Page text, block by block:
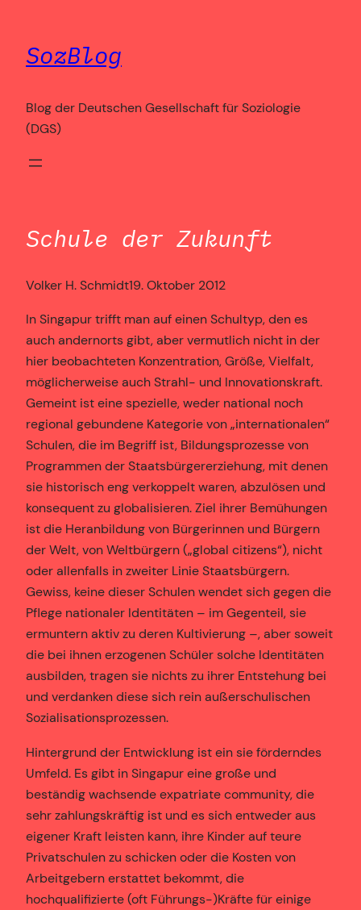
springen
SozBlog
Blog der Deutschen Gesellschaft für Soziologie
(DGS)
Schule der Zukunft
Volker H. Schmidt19. Oktober 2012
In Singapur trifft man auf einen Schultyp, den es
auch andernorts gibt, aber vermutlich nicht in der
hier beobachteten Konzentration, Größe, Vielfalt,
möglicherweise auch Strahl- und Innovationskraft.
Gemeint ist eine spezielle, weder national noch
regional gebundene Kategorie von „internationalen“
Schulen, die im Begriff ist, Bildungsprozesse von
Programmen der Staatsbürgererziehung, mit denen
sie historisch eng verkoppelt waren, abzulösen und
konsequent zu globalisieren. Ziel ihrer Bemühungen
ist die Heranbildung von Bürgerinnen und Bürgern
der Welt, von Weltbürgern („global citizens“), nicht
oder allenfalls in zweiter Linie Staatsbürgern.
Gewiss, keine dieser Schulen wendet sich gegen die
Pflege nationaler Identitäten – im Gegenteil, sie
ermuntern aktiv zu deren Kultivierung –, aber soweit
die bei ihnen erzogenen Schüler solche Identitäten
ausbilden, tragen sie nichts zu ihrer Entstehung bei
und verdanken diese sich rein außerschulischen
Sozialisationsprozessen.
Hintergrund der Entwicklung ist ein sie förderndes
Umfeld. Es gibt in Singapur eine große und
beständig wachsende expatriate community, die
sehr zahlungskräftig ist und es sich entweder aus
eigener Kraft leisten kann, ihre Kinder auf teure
Privatschulen zu schicken oder die Kosten von
Arbeitgebern erstattet bekommt, die
hochqualifizierte (oft Führungs-)Kräfte für einige